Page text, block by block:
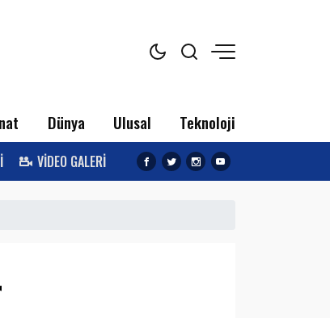
Dünya Ulusal Teknoloji
VİDEO GALERİ